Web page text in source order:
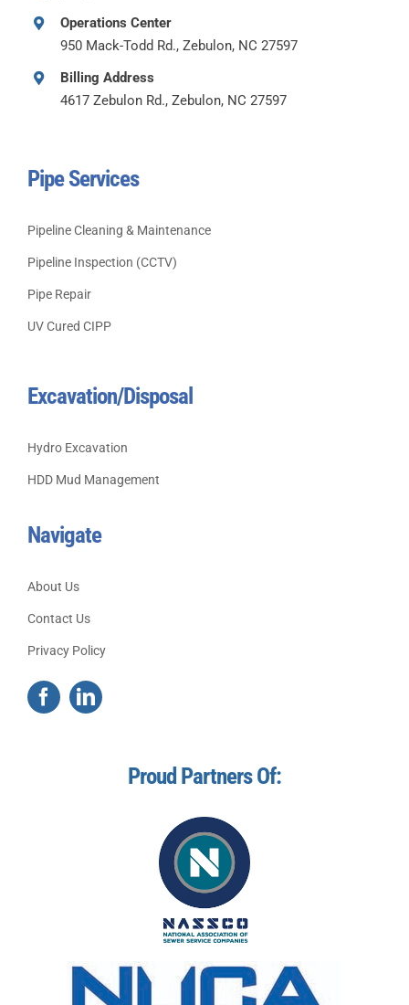
Operations Center
950 Mack-Todd Rd., Zebulon, NC 27597
Billing Address
4617 Zebulon Rd., Zebulon, NC 27597
Pipe Services
Pipeline Cleaning & Maintenance
Pipeline Inspection (CCTV)
Pipe Repair
UV Cured CIPP
Excavation/Disposal
Hydro Excavation
HDD Mud Management
Navigate
About Us
Contact Us
Privacy Policy
Proud Partners Of: